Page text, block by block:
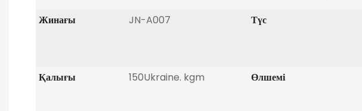
Жинағы JN-A007 Түс
Қалығы 150Ukraine. kgm Өлшемі